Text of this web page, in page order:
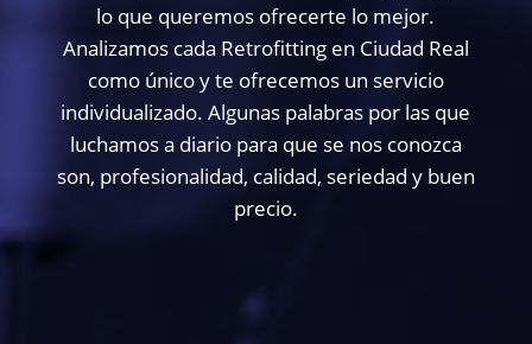
lo que queremos ofrecerte lo mejor.
Analizamos cada Retrofitting en Ciudad Real
como único y te ofrecemos un servicio
individualizado. Algunas palabras por las que
luchamos a diario para que se nos conozca
son, profesionalidad, calidad, seriedad y buen
precio.